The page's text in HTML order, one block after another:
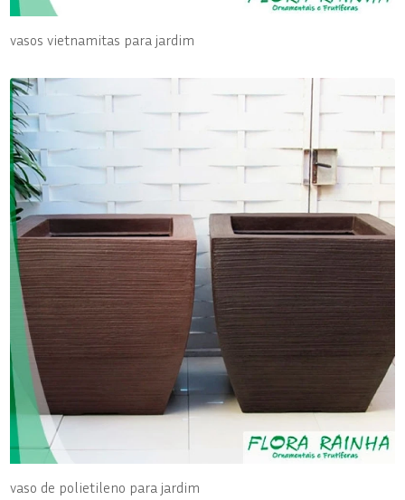
vasos vietnamitas para jardim
vaso de polietileno para jardim